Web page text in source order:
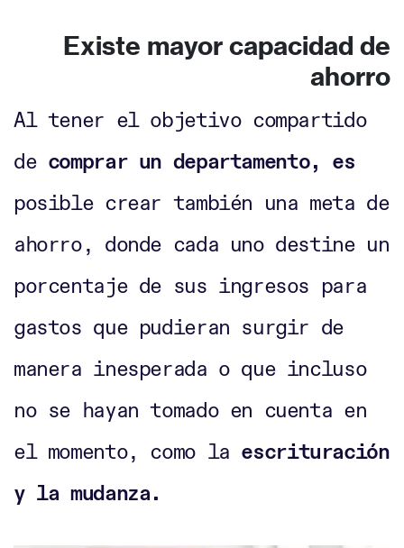
Existe mayor capacidad de
ahorro
Al tener el objetivo compartido
de comprar un departamento, es
posible crear también una meta de
ahorro, donde cada uno destine un
porcentaje de sus ingresos para
gastos que pudieran surgir de
manera inesperada o que incluso
no se hayan tomado en cuenta en
el momento, como la escrituración
y la mudanza.